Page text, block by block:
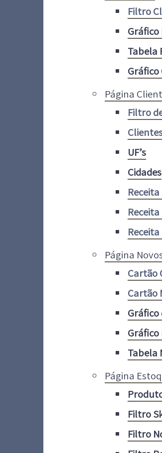
Filtro
Gráfico
Tabela
Página
Filtro
UF’s
Cidades
Página
Cartão
Cartão
Tabela
Página
Filtro
Filtro